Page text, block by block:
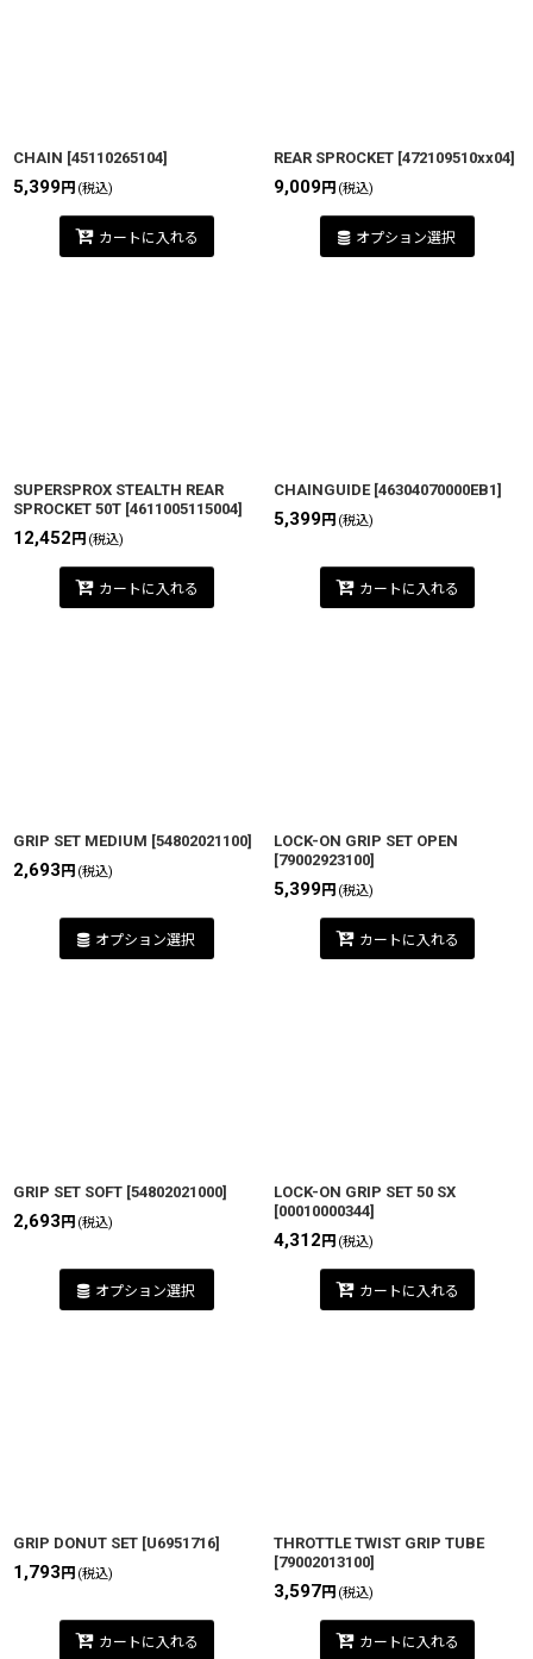
CHAIN [45110265104]
5,399円 (税込)
カートに入れる
REAR SPROCKET [472109510xx04]
9,009円 (税込)
オプション選択
SUPERSPROX STEALTH REAR
SPROCKET 50T [4611005115004]
12,452 円 (税込)
カートに入れる
CHAINGUIDE [46304070000EB1]
5,399円 (税込)
カートに入れる
GRIP SET MEDIUM [54802021100]
2,693 円 (税込)
オプション選択
LOCK-ON GRIP SET OPEN
[79002923100]
5,399円 (税込)
カートに入れる
GRIP SET SOFT [54802021000]
2,693 円 (税込)
オプション選択
LOCK-ON GRIP SET 50 SX
[00010000344]
4,312 円 (税込)
カートに入れる
GRIP DONUT SET [U6951716]
1,793 円 (税込)
カートに入れる
THROTTLE TWIST GRIP TUBE
[79002013100]
3,597円 (税込)
カートに入れる